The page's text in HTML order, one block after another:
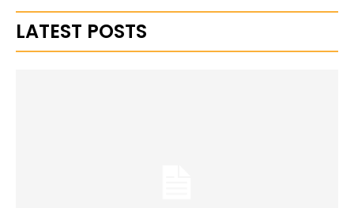
LATEST POSTS